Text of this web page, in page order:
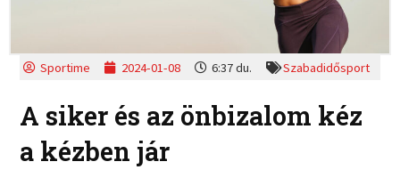
Sportime 2024-01-08 6:37 du. Szabadidősport
A siker és az önbizalom kéz
a kézben jár